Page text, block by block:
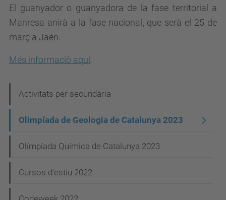
El guanyador o guanyadora de la fase territorial a
Manresa anirà a la fase nacional, que serà el 25 de
març a Jaén.
Més informaciò aquí
N
a
v
g
a
Activitats per secundària
Olimpíada de Geologia de Catalunya 2023
Olímpíada Química de Catalunya 2023
Cursos d'estiu 2022